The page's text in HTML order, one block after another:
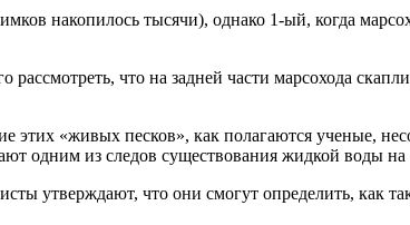
накопилось тысячи), однако 1-ый, когда
что на задней части марсохода
этих «живых песков», как полагаются ученые,
одним из следов существования жидкой воды на
утверждают, что они смогут определить, как